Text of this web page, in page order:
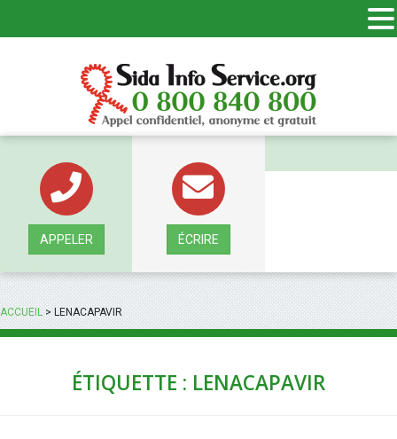
APPELER ÉCRIRE
ACCUEIL>LENACAPAVIR
ÉTIQUETTE : LENACAPAVIR